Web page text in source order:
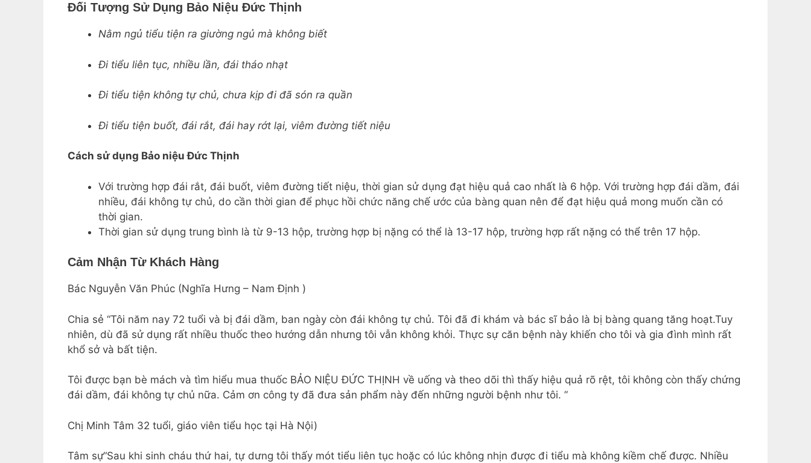
Đối Tượng Sử Dụng Bảo Niệu Đức Thịnh
Nằm ngủ tiểu tiện ra giường ngủ mà không biết
Đi tiểu liên tục, nhiều lần, đái tháo nhạt
Đi tiểu tiện không tự chủ, chưa kịp đi đã són ra quần
Đi tiểu tiện buốt, đái rắt, đái hay rớt lại, viêm đường tiết niệu
Cách sử dụng Bảo niệu Đức Thịnh
Với trường hợp đái rắt, đái buốt, viêm đường tiết niệu, thời gian sử dụng đạt hiệu quả cao nhất là 6 hộp. Với trường hợp đái dầm, đái
nhiều, đái không tự chủ, do cần thời gian để phục hồi chức năng chế ước của bàng quan nên để đạt hiệu quả mong muốn cần có
thời gian.
Thời gian sử dụng trung bình là từ 9-13 hộp, trường hợp bị nặng có thể là 13-17 hộp, trường hợp rất nặng có thể trên 17 hộp.
Cảm Nhận Từ Khách Hàng
Bác Nguyễn Văn Phúc (Nghĩa Hưng – Nam Định )
Chia sẻ “Tôi năm nay 72 tuổi và bị đái dầm, ban ngày còn đái không tự chủ. Tôi đã đi khám và bác sĩ bảo là bị bàng quang tăng hoạt.Tuy
nhiên, dù đã sử dụng rất nhiều thuốc theo hướng dẫn nhưng tôi vẫn không khỏi. Thực sự căn bệnh này khiến cho tôi và gia đình mình rất
khổ sở và bất tiện.
Tôi được bạn bè mách và tìm hiểu mua thuốc BẢO NIỆU ĐỨC THỊNH về uống và theo dõi thì thấy hiệu quả rõ rệt, tôi không còn thấy chứng
đái dầm, đái không tự chủ nữa. Cảm ơn công ty đã đưa sản phẩm này đến những người bệnh như tôi. ”
Chị Minh Tâm 32 tuổi, giáo viên tiểu học tại Hà Nội)
Tâm sự“Sau khi sinh cháu thứ hai, tự dưng tôi thấy mót tiểu liên tục hoặc có lúc không nhịn được đi tiểu mà không kiềm chế được. Nhiều